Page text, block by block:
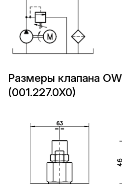
Размеры клапана
(001.227.0X0)